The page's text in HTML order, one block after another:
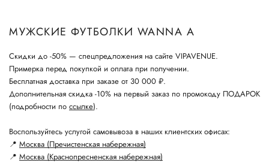
МУЖСКИЕ ФУТБОЛКИ WANNA A
Скидки до -50% — спецпредложения на сайте VIPAVENUE.
Примерка перед покупкой и оплата при получении.
Бесплатная доставка при заказе от 30 000 ₽.
Дополнительная скидка -10% на первый заказ по промокоду ПОДАРОК
(подробности по ссылке).
Воспользуйтесь услугой самовывоза в наших клиентских офисах:
📍 Москва (Пречистенская набережная)
📍 Москва (Краснопресненская набережная)